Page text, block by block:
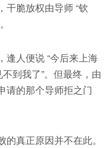
干脆放权由导师 “钦
逢人便说 “今后来上海
到我了”。但最终，由
请的那个导师拒之门
真正原因并不在此。